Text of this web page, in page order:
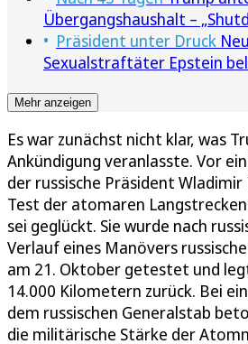
Übergangshaushalt –
Präsident unter Druck
Sexualstraftäter Epstein
Mehr anzeigen
Es war zunächst nicht klar, was
Ankündigung veranlasste. Vor
der russische Präsident
Test der atomaren
sei geglückt. Sie wurde nach
Verlauf eines Manövers
am 21. Oktober getestet und
14.000 Kilometern zurück. Bei
dem russischen Generalstab
die militärische Stärke der